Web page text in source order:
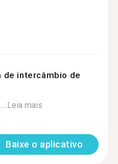
de intercâmbio de
Leia mais
Baixe o aplicativo